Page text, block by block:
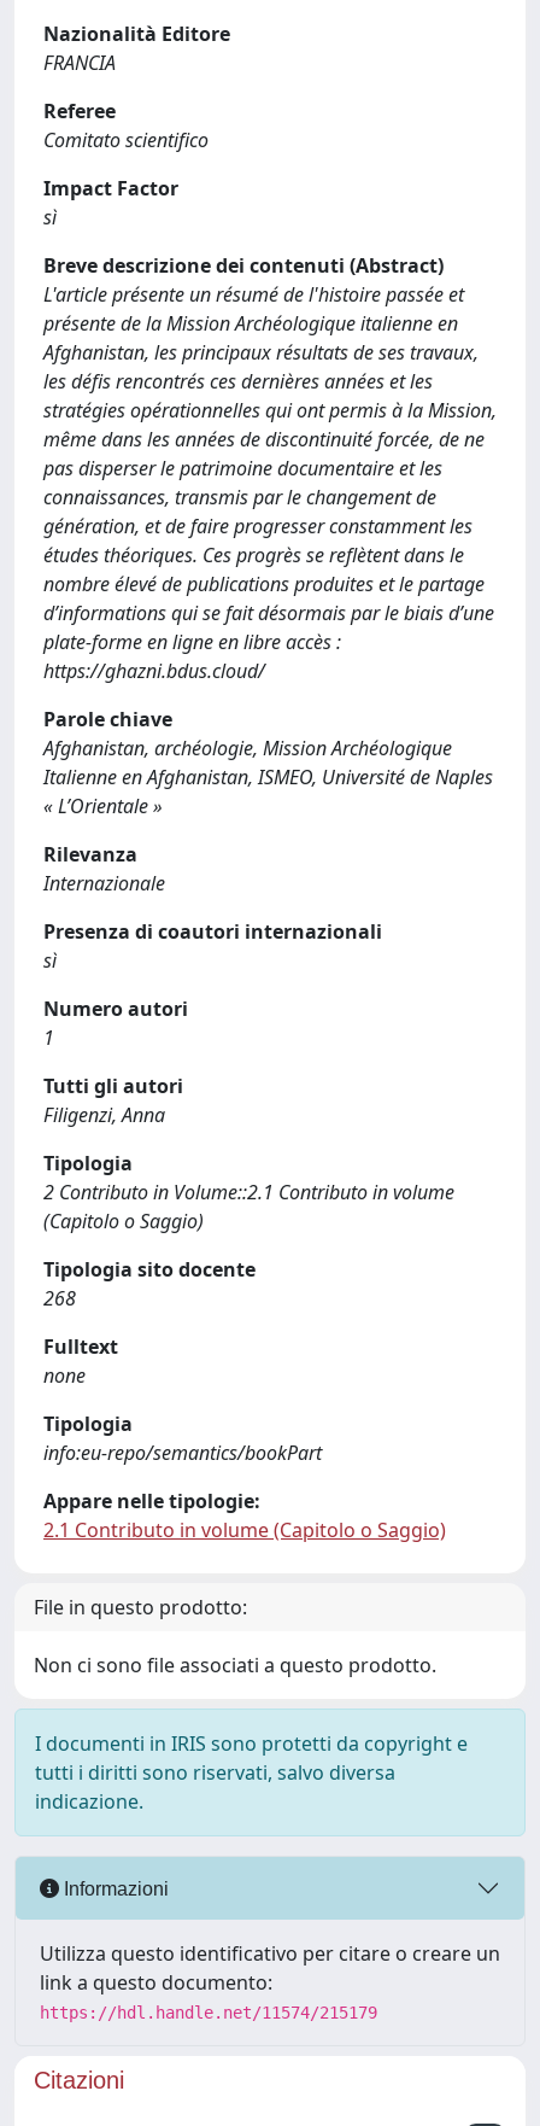
Nazionalità Editore
FRANCIA
Referee
Comitato scientifico
Impact Factor
sì
Breve descrizione dei contenuti (Abstract)
L'article présente un résumé de l'histoire passée et
présente de la Mission Archéologique italienne en
Afghanistan, les principaux résultats de ses travaux,
les défis rencontrés ces dernières années et les
stratégies opérationnelles qui ont permis à la Mission,
même dans les années de discontinuité forcée, de ne
pas disperser le patrimoine documentaire et les
connaissances, transmis par le changement de
génération, et de faire progresser constamment les
études théoriques. Ces progrès se reflètent dans le
nombre élevé de publications produites et le partage
d’informations qui se fait désormais par le biais d’une
plate-forme en ligne en libre accès :
https://ghazni.bdus.cloud/
Parole chiave
Afghanistan, archéologie, Mission Archéologique
Italienne en Afghanistan, ISMEO, Université de Naples
« L’Orientale »
Rilevanza
Internazionale
Presenza di coautori internazionali
sì
Numero autori
1
Tutti gli autori
Filigenzi, Anna
Tipologia
2 Contributo in Volume::2.1 Contributo in volume
(Capitolo o Saggio)
Tipologia sito docente
268
Fulltext
none
Tipologia
info:eu-repo/semantics/bookPart
Appare nelle tipologie:
2.1 Contributo in volume (Capitolo o Saggio)
File in questo prodotto:
Non ci sono file associati a questo prodotto.
I documenti in IRIS sono protetti da copyright e
tutti i diritti sono riservati, salvo diversa
indicazione.
Informazioni
Utilizza questo identificativo per citare o creare un
link a questo documento:
https://hdl.handle.net/11574/215179
Citazioni